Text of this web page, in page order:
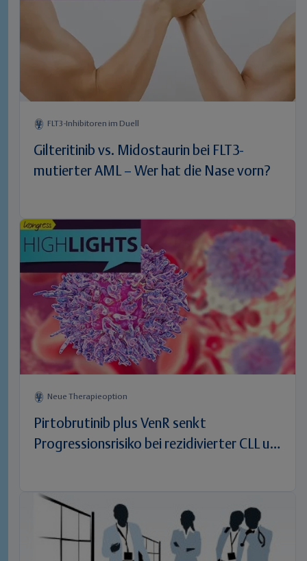
FLT3-Inhibitoren im Duell
Gilteritinib vs. Midostaurin bei FLT3-
mutierter AML – Wer hat die Nase vorn?
Neue Therapieoption
Pirtobrutinib plus VenR senkt
Progressionsrisiko bei rezidivierter CLL um